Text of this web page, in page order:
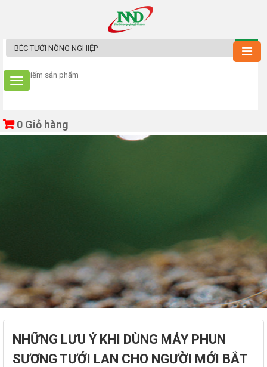
0 Giỏ hàng
NHỮNG LƯU Ý KHI DÙNG MÁY PHUN
SƯƠNG TƯỚI LAN CHO NGƯỜI MỚI BẮT